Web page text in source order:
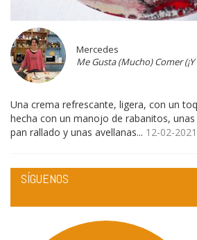
Mercedes
Me Gusta (Mucho) Comer
Una crema refrescante, ligera, con un
hecha con un manojo de rabanitos,
pan rallado y unas avellanas... 12-02-2021
SÍGUENOS